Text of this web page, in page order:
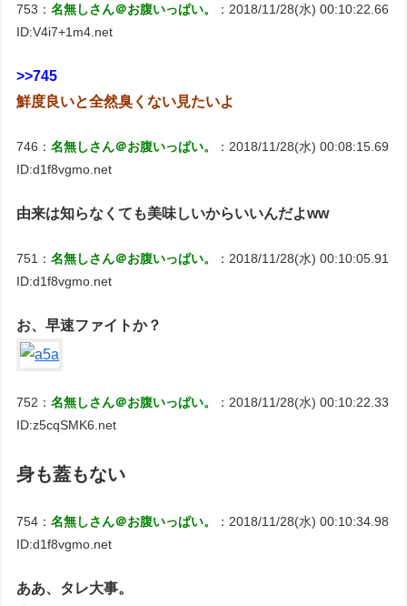
753：名無しさん＠お腹いっぱい。
：2018/11/28(水) 00:10:22.66
ID:V4i7+1m4.net
>>745
鮮度良いと全然臭くない見たいよ
746：名無しさん＠お腹いっぱい。
：2018/11/28(水) 00:08:15.69
ID:d1f8vgmo.net
由来は知らなくても美味しいからいいんだよww
751：名無しさん＠お腹いっぱい。
：2018/11/28(水) 00:10:05.91
ID:d1f8vgmo.net
お、早速ファイトか？
752：名無しさん＠お腹いっぱい。
：2018/11/28(水) 00:10:22.33
ID:z5cqSMK6.net
身も蓋もない
754：名無しさん＠お腹いっぱい。
：2018/11/28(水) 00:10:34.98
ID:d1f8vgmo.net
ああ、タレ大事。